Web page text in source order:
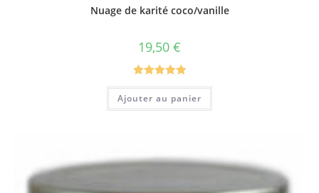
Nuage de karité coco/vanille
19,50 €
Note5.00
sur 5
Ajouter au panier